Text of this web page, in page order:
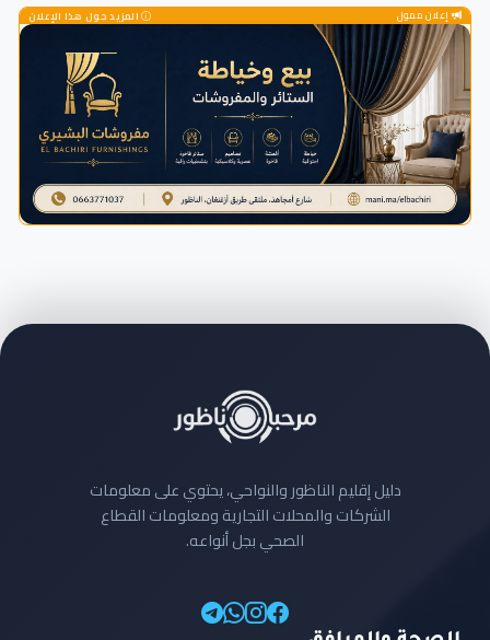
إعلان ممول المزيد حول هذا الإعلان
دليل إقليم الناظور والنواحي، يحتوي على معلومات
الشركات والمحلات التجارية ومعلومات القطاع
الصحي بجل أنواعه.